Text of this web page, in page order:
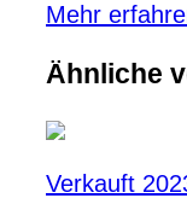
Mehr
Ähnliche
Verkauft